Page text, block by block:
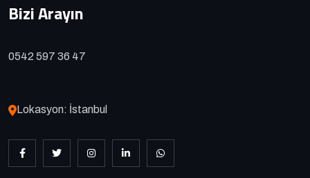
Bizi Arayın
0542 597 36 47
Lokasyon: İstanbul